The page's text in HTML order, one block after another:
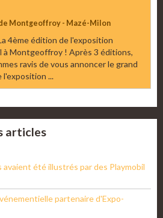
Montgeoffroy - Mazé-Milon
4ème édition de l'exposition
à Montgeoffroy ! Après 3 éditions,
ravis de vous annoncer le grand
l'exposition ...
articles
avaient été illustrés par des Playmobil
partenaire d'Expo-